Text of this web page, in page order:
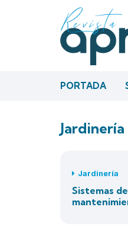
PORTADA
Jardinería
Jardinería
Sistemas